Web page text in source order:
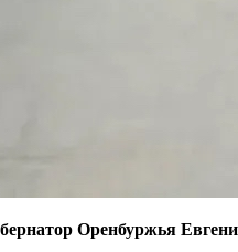
Оренбуржья